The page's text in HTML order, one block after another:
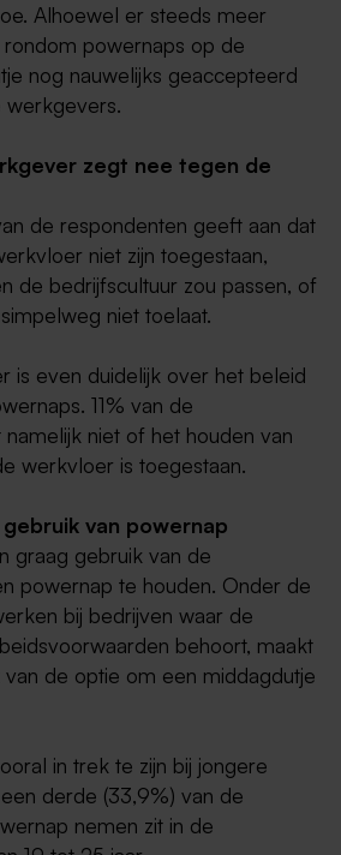
Alhoewel er steeds meer
rondom powernaps op de
nog nauwelijks geaccepteerd
werkgevers.
zegt nee tegen de
de respondenten geeft aan dat
niet zijn toegestaan,
de bedrijfscultuur zou passen, of
niet toelaat.
is even duidelijk over het beleid
11% van de
niet of het houden van
werkvloer is toegestaan.
van powernap
graag gebruik van de
powernap te houden. Onder de
bij bedrijven waar de
behoort, maakt
de optie om een middagdutje
in trek te zijn bij jongere
derde (33,9%) van de
nemen zit in de